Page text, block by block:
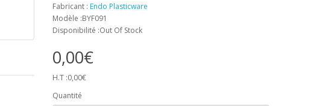
Fabricant : Endo Plasticware
Modèle :BYF091
Disponibilité :Out Of Stock
0,00€
H.T :0,00€
Quantité